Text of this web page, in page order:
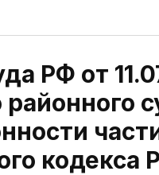
РФ от
кодекса